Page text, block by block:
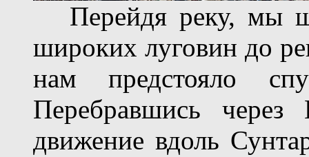
Перейдя реку, мы
широких луговин до
нам предстояло
Перебравшись
движение вдоль